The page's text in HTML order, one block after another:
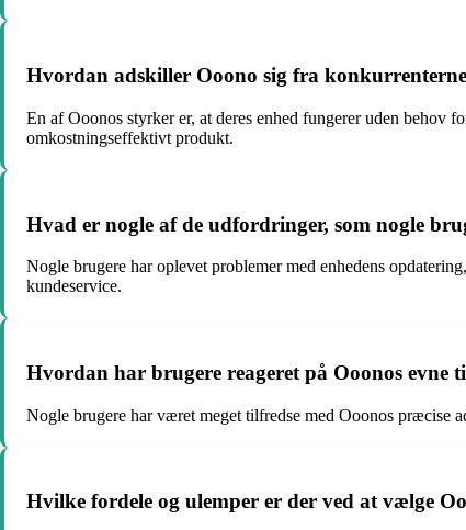
Hvordan adskiller Ooono sig fra
En af Ooonos styrker er, at deres enhed fungerer uden
omkostningseffektivt produkt.
Hvad er nogle af de udfordringer, som nogle
Nogle brugere har oplevet problemer med enhedens
kundeservice.
Hvordan har brugere reageret på Ooonos
Nogle brugere har været meget tilfredse med Ooonos præcise
Hvilke fordele og ulemper er der ved at vælge